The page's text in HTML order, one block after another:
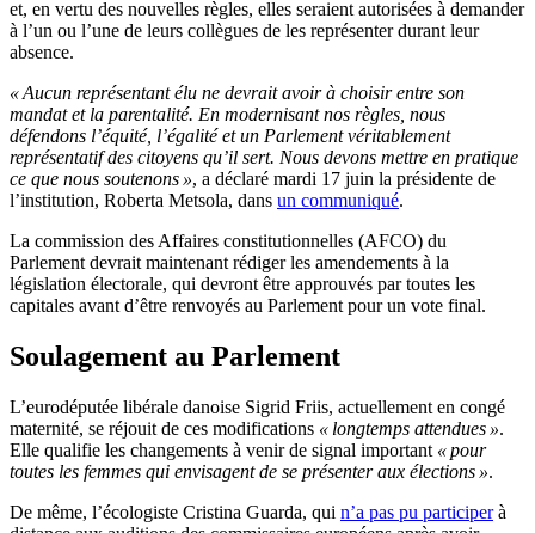
et, en vertu des nouvelles règles, elles seraient autorisées à demander
à l’un ou l’une de leurs collègues de les représenter durant leur
absence.
« Aucun représentant élu ne devrait avoir à choisir entre son
mandat et la parentalité. En modernisant nos règles, nous
défendons l’équité, l’égalité et un Parlement véritablement
représentatif des citoyens qu’il sert. Nous devons mettre en pratique
ce que nous soutenons », a déclaré mardi 17 juin la présidente de
l’institution, Roberta Metsola, dans un communiqué.
La commission des Affaires constitutionnelles (AFCO) du
Parlement devrait maintenant rédiger les amendements à la
législation électorale, qui devront être approuvés par toutes les
capitales avant d’être renvoyés au Parlement pour un vote final.
Soulagement au Parlement
L’eurodéputée libérale danoise Sigrid Friis, actuellement en congé
maternité, se réjouit de ces modifications « longtemps attendues ».
Elle qualifie les changements à venir de signal important « pour
toutes les femmes qui envisagent de se présenter aux élections ».
De même, l’écologiste Cristina Guarda, qui n’a pas pu participerà